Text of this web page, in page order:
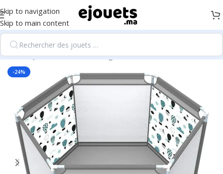
Skip to navigation
Skip to main content
Accueil/Jouets d'éveil et 1er âge
-24%